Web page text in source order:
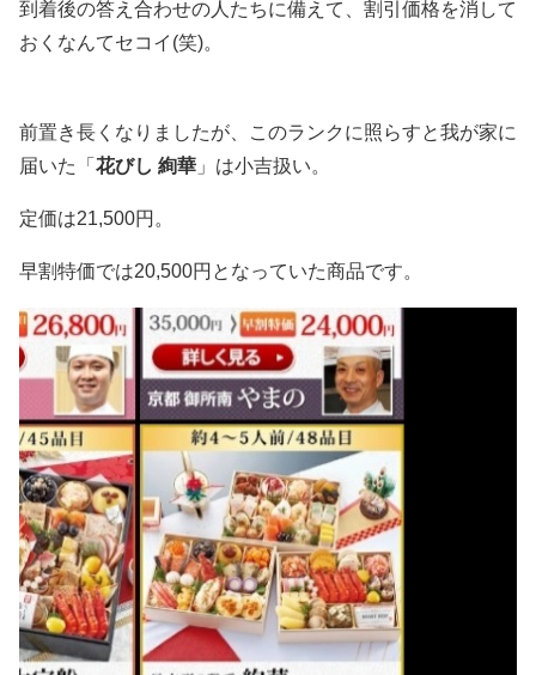
到着後の答え合わせの人たちに備えて、割引価格を消して
おくなんてセコイ(笑)。
前置き長くなりましたが、このランクに照らすと我が家に
届いた「 花びし 絢華 」は小吉扱い。
定価は21,500円。
早割特価では20,500円となっていた商品です。